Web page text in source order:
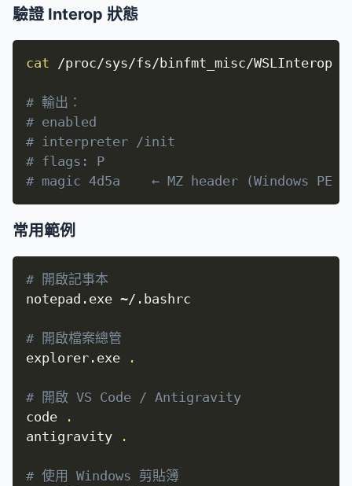
驗證 Interop 狀態
cat /proc/sys/fs/binfmt_misc/WSLInterop
# 輸出：
# enabled
# interpreter /init
# flags: P
# magic 4d5a    ← MZ header (Windows PE
常用範例
# 開啟記事本
notepad.exe ~/.bashrc
# 開啟檔案總管
explorer.exe
.
# 開啟 VS Code / Antigravity
code
.
antigravity
.
# 使用 Windows 剪貼簿